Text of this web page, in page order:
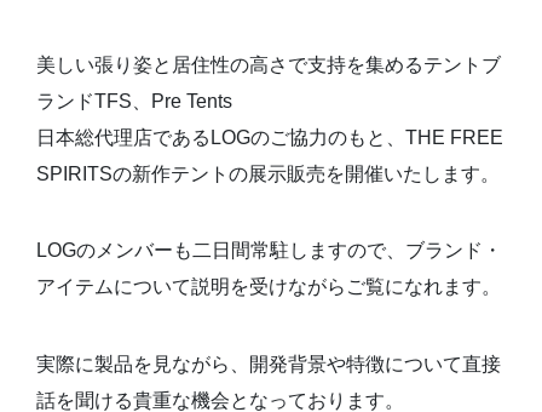
美しい張り姿と居住性の高さで支持を集めるテントブ
ランドTFS、Pre Tents
日本総代理店であるLOGのご協力のもと、THE FREE
SPIRITSの新作テントの展示販売を開催いたします。
LOGのメンバーも二日間常駐しますので、ブランド・
アイテムについて説明を受けながらご覧になれます。
実際に製品を見ながら、開発背景や特徴について直接
話を聞ける貴重な機会となっております。